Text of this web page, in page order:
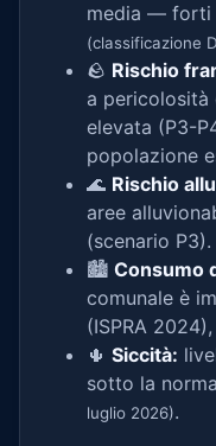
media — forti
(classificazione
🪨 Rischio
a pericolosità
elevata (P3-
popolazione
🌊 Rischio
aree
(scenario P3).
🏙️ Consumo
comunale è
(ISPRA
🌵 Siccità:
sotto la norma
luglio 2026).